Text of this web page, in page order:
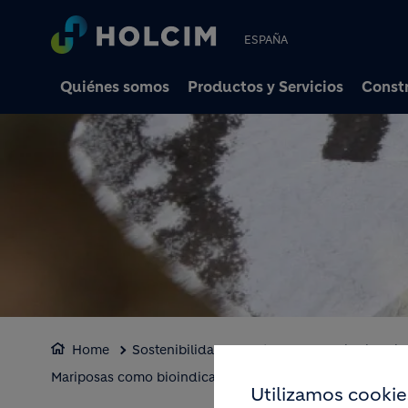
ESPAÑA
Quiénes somos Productos y Servicios
Home Sostenibilidad Naturaleza
Mariposas como bioindicador del Turó
Utilizamos